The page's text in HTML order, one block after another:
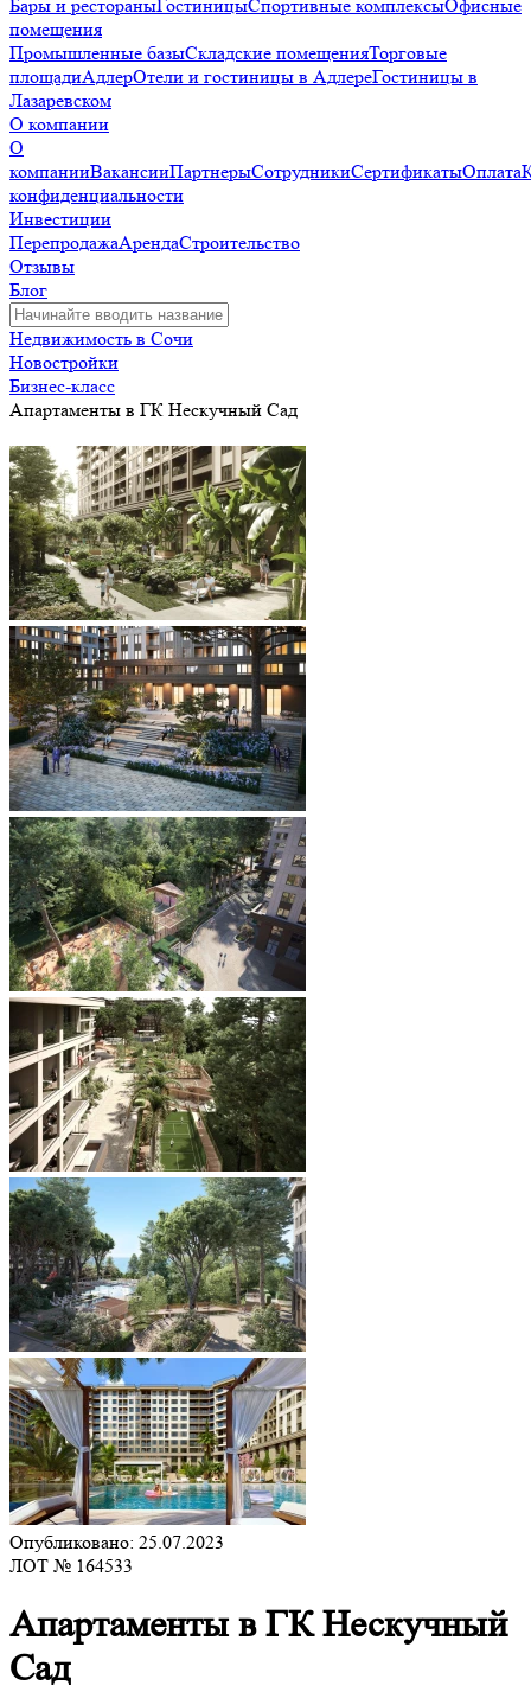
Бары и рестораныГостиницыСпортивные комплексыОфисные
помещения
Промышленные базыСкладские помещенияТорговые
площадиАдлерОтели и гостиницы в АдлереГостиницы в
Лазаревском
О компании
О
компанииВакансииПартнерыСотрудникиСертификатыОплата
конфиденциальности
Инвестиции
ПерепродажаАрендаСтроительство
Отзывы
Блог
Недвижимость в Сочи
Новостройки
Бизнес-класс
Апартаменты в ГК Нескучный Сад
Опубликовано: 25.07.2023
ЛОТ № 164533
Апартаменты в ГК Нескучный
Сад